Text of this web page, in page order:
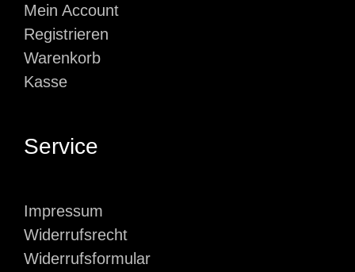
Mein Account
Registrieren
Warenkorb
Kasse
Service
Impressum
Widerrufsrecht
Widerrufsformular